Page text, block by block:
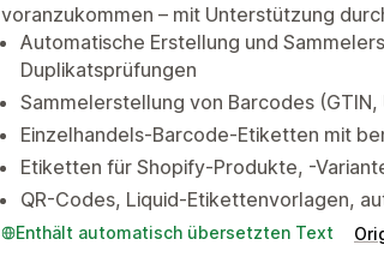
voranzukommen – mit Unterstützung
Automatische Erstellung und
Duplikatsprüfungen
Sammelerstellung von Barcodes (GTIN,
Einzelhandels-Barcode-Etiketten mit
Etiketten für Shopify-Produkte, -
QR-Codes, Liquid-Etikettenvorlagen,
Enthält automatisch übersetzten Text